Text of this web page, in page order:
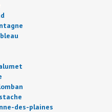
des-plaines